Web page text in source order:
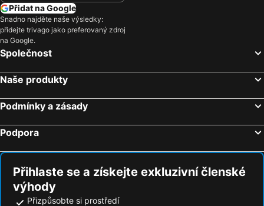
Přidat na Google
Snadno najděte naše výsledky:
přidejte trivago jako preferovaný zdroj
na Google.
Společnost
Naše produkty
Podmínky a zásady
Podpora
Přihlaste se a získejte exkluzivní členské
výhody
Přizpůsobte si prostředí